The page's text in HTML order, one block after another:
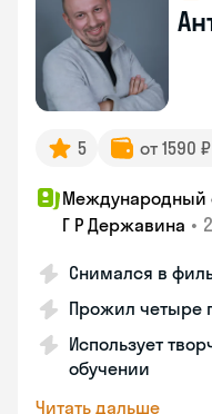
5 от 1590
Международный
Г Р Державина •
Снимался в
Прожил четыре
Использует
обучении
Читать дальше